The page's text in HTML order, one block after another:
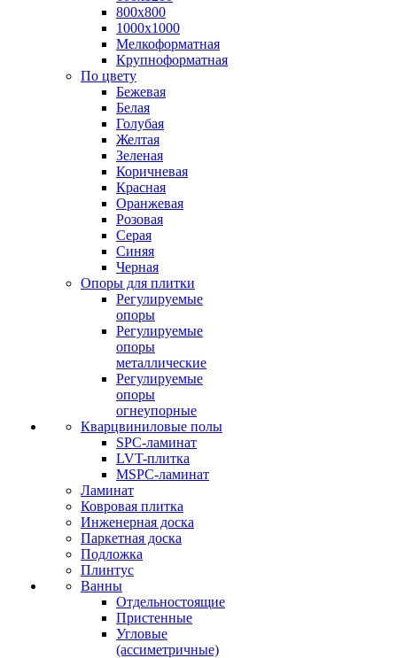
800х800
1000х1000
Мелкоформатная
Крупноформатная
По цвету
Бежевая
Белая
Голубая
Желтая
Зеленая
Коричневая
Красная
Оранжевая
Розовая
Серая
Синяя
Черная
Опоры для плитки
Регулируемые
опоры
Регулируемые
опоры
металлические
Регулируемые
опоры
огнеупорные
Кварцвиниловые полы
SPC-ламинат
LVT-плитка
MSPC-ламинат
Ламинат
Ковровая плитка
Инженерная доска
Паркетная доска
Подложка
Плинтус
Ванны
Отдельностоящие
Пристенные
Угловые
(ассиметричные)